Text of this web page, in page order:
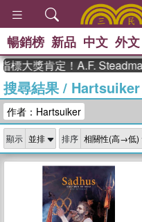
暢銷榜 新品 中文 外文
大獎肯定！A.F.
搜尋結果/ Hartsuiker
作者：Hartsuiker
顯示 排序